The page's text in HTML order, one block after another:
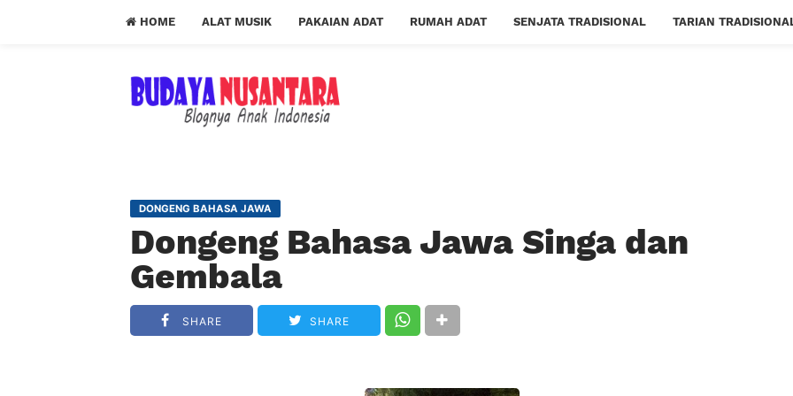
HOME ALAT MUSIK PAKAIAN ADAT RUMAH ADAT SENJATA TRADISIONAL TARIAN
DONGENG BAHASA JAWA
Dongeng Bahasa Jawa Singa dan
Gembala
SHARE SHARE